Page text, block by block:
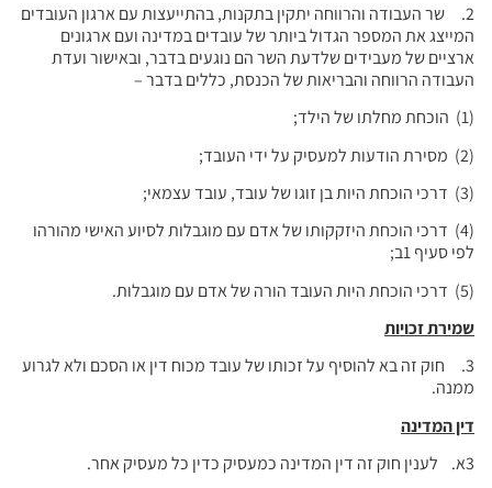
2. שר העבודה והרווחה יתקין בתקנות, בהתייעצות עם ארגון העובדים
המייצג את המספר הגדול ביותר של עובדים במדינה ועם ארגונים
ארציים של מעבידים שלדעת השר הם נוגעים בדבר, ובאישור ועדת
העבודה הרווחה והבריאות של הכנסת, כללים בדבר –
(1) הוכחת מחלתו של הילד;
(2) מסירת הודעות למעסיק על ידי העובד;
(3) דרכי הוכחת היות בן זוגו של עובד, עובד עצמאי;
(4) דרכי הוכחת היזקקותו של אדם עם מוגבלות לסיוע האישי מהורהו
לפי סעיף 1ב;
(5) דרכי הוכחת היות העובד הורה של אדם עם מוגבלות.
שמירת זכויות
3. חוק זה בא להוסיף על זכותו של עובד מכוח דין או הסכם ולא לגרוע
ממנה.
דין המדינה
3א. לענין חוק זה דין המדינה כמעסיק כדין כל מעסיק אחר.